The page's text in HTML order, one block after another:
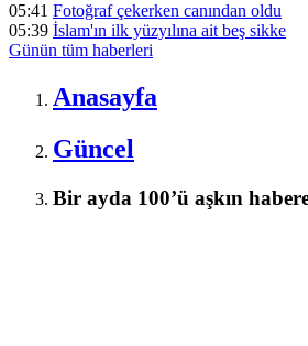
05:41 Fotoğraf çekerken canından oldu
05:39 İslam'ın ilk yüzyılına ait beş sikke
Günün tüm haberleri
Anasayfa
Güncel
Bir ayda 100’ü aşkın